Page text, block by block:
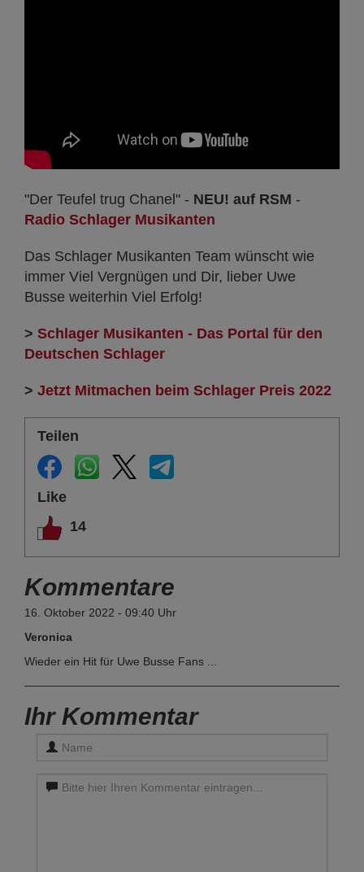
"Der Teufel trug Chanel" - NEU! auf RSM -
Radio Schlager Musikanten
Das Schlager Musikanten Team wünscht wie
immer Viel Vergnügen und Dir, lieber Uwe
Busse weiterhin Viel Erfolg!
> Schlager Musikanten - Das Portal für den
Deutschen Schlager
> Jetzt Mitmachen beim Schlager Preis 2022
Teilen
Like
14
Kommentare
16. Oktober 2022 - 09:40 Uhr
Veronica
Wieder ein Hit für Uwe Busse Fans ...
Ihr Kommentar